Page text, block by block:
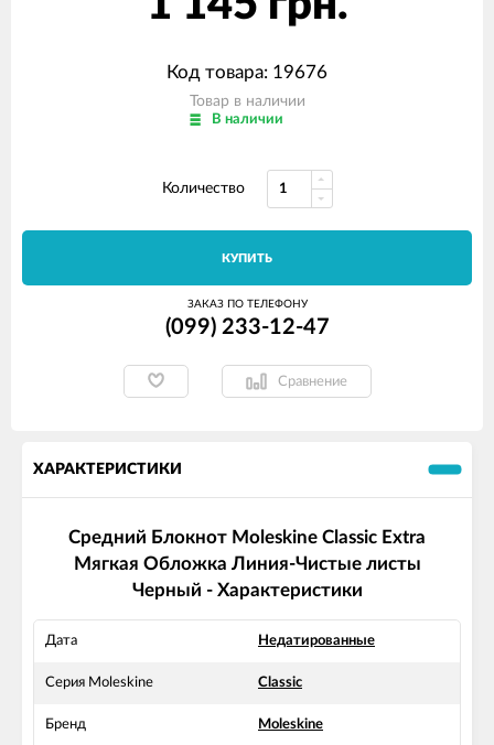
Код товара: 19676
Товар в наличии
В наличии
Количество
КУПИТЬ
ЗАКАЗ ПО ТЕЛЕФОНУ
(099) 233-12-47
Сравнение
ХАРАКТЕРИСТИКИ
Средний Блокнот Moleskine Classic Extra
Мягкая Обложка Линия-Чистые листы
Черный - Характеристики
Дата Недатированные
Серия Moleskine Classic
Бренд Moleskine